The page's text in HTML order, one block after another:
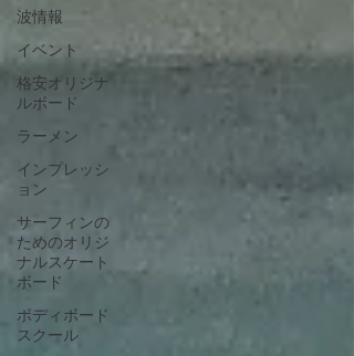
波情報
イベント
格安オリジナ
ルボード
ラーメン
インプレッシ
ョン
サーフィンの
ためのオリジ
ナルスケート
ボード
ボディボード
スクール